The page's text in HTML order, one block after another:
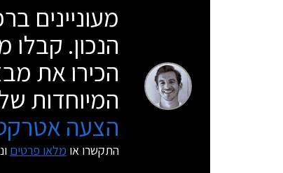
מעוניינים
הנכון. קבלו
הכירו את
המיוחדות
הצעה
התקשרו או מלאו פרטים